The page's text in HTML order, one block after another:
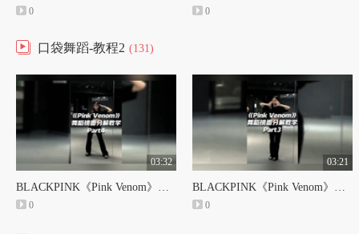
0 0
口袋舞蹈-教程2 (131)
03:32
BLACKPINK《Pink Venom》舞蹈镜面分解教学Part4【口袋教学】
0
03:21
BLACKPINK《Pink Venom》舞蹈镜面分解教学Part3【口袋教学】
0